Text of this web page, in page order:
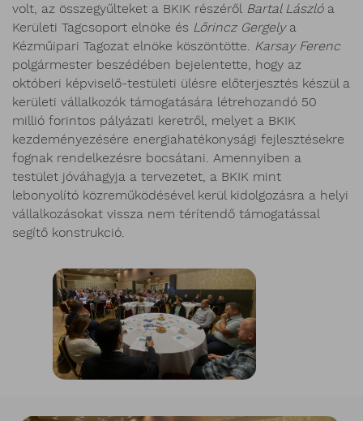
volt, az összegyűlteket a BKIK részéről Bartal László a
Kerületi Tagcsoport elnöke és Lőrincz Gergely a
Kézműipari Tagozat elnöke köszöntötte. Karsay Ferenc
polgármester beszédében bejelentette, hogy az
októberi képviselő-testületi ülésre előterjesztés készül a
kerületi vállalkozók támogatására létrehozandó 50
millió forintos pályázati keretről, melyet a BKIK
kezdeményezésére energiahatékonysági fejlesztésekre
fognak rendelkezésre bocsátani. Amennyiben a
testület jóváhagyja a tervezetet, a BKIK mint
lebonyolító közreműködésével kerül kidolgozásra a helyi
vállalkozásokat vissza nem térítendő támogatással
segítő konstrukció.